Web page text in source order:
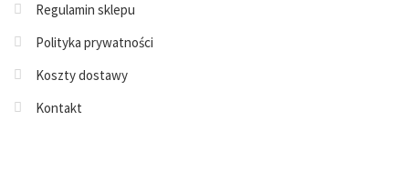
Regulamin sklepu
Polityka prywatności
Koszty dostawy
Kontakt